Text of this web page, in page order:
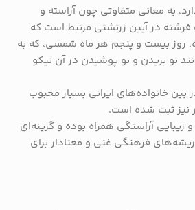
به معانی متفاوتی چون آراسته و
در آیین زرتشتی مرتبط است که
روز بیست و پنجم هر ماه شمسی، که به
نو بریدن و نو پوشیدن در آن نیکو
خانواده‌های ایرانی بسیار محبوب
نیز ثبت شده است.
زیبایی آراستگی همراه بوده و گزینه‌ای
فرهنگی غنی و معنادار برای